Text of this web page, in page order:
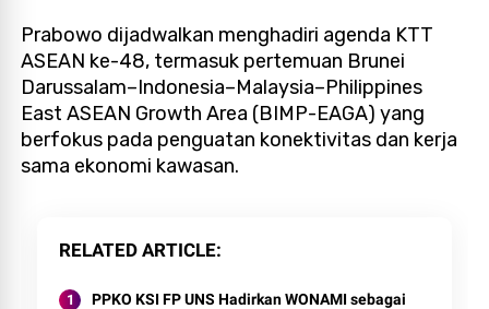
Prabowo dijadwalkan menghadiri agenda KTT
ASEAN ke-48, termasuk pertemuan Brunei
Darussalam–Indonesia–Malaysia–Philippines
East ASEAN Growth Area (BIMP-EAGA) yang
berfokus pada penguatan konektivitas dan kerja
sama ekonomi kawasan.
RELATED ARTICLE
PPKO KSI FP UNS Hadirkan WONAMI sebagai